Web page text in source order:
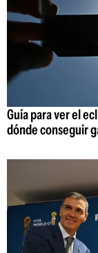
Guía para ver el
dónde conseguir